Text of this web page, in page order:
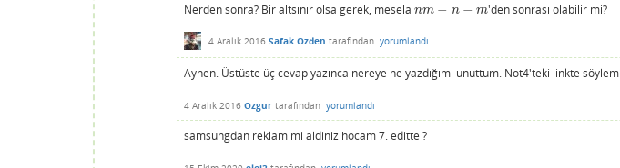
Nerden sonra? Bir altsınır olsa gerek, mesela nm − n − m
nm− n− m 'den sonrası olabilir mi?
4 Aralık 2016 Safak Ozden tarafından yorumlandı
Aynen. Üstüste üç cevap yazınca nereye ne yazdığımı unuttum. Not4'teki linkte
4 Aralık 2016 Ozgur tarafından yorumlandı
samsungdan reklam mi aldiniz hocam 7. editte ?